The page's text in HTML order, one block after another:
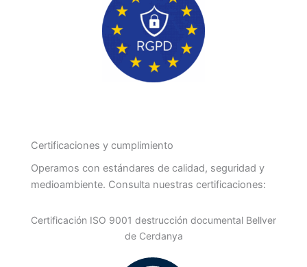
Certificaciones y cumplimiento
Operamos con estándares de calidad, seguridad y
medioambiente. Consulta nuestras certificaciones:
Certificación ISO 9001 destrucción documental Bellver
de Cerdanya